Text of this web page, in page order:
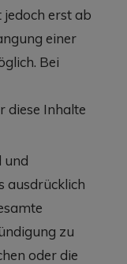
jedoch erst ab
einer
Bei
diese Inhalte
und
ausdrücklich
zu
oder die